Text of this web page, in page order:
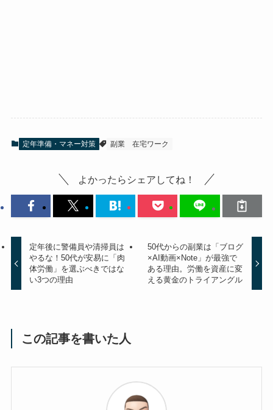
定年準備・マネー対策 副業 在宅ワーク
よかったらシェアしてね！
定年後に警備員や清掃員は
やるな！50代が安易に「肉
体労働」を選ぶべきではな
い3つの理由
50代からの副業は「ブログ
×AI動画×Note」が最強で
ある理由。労働を資産に変
える黄金のトライアングル
この記事を書いた人